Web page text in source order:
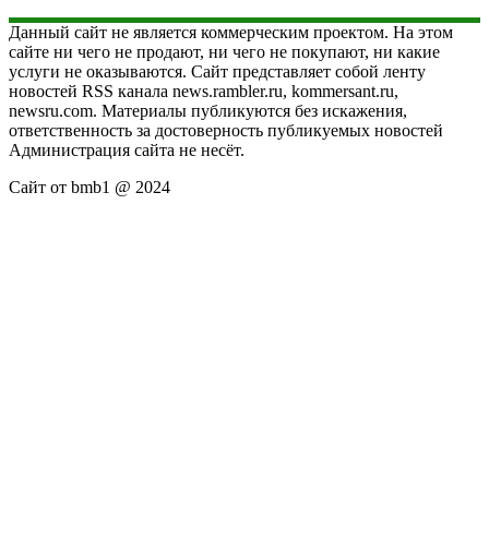
Данный сайт не является коммерческим проектом. На этом
сайте ни чего не продают, ни чего не покупают, ни какие
услуги не оказываются. Сайт представляет собой ленту
новостей RSS канала news.rambler.ru, kommersant.ru,
newsru.com. Материалы публикуются без искажения,
ответственность за достоверность публикуемых новостей
Администрация сайта не несёт.
Сайт от bmb1 @ 2024